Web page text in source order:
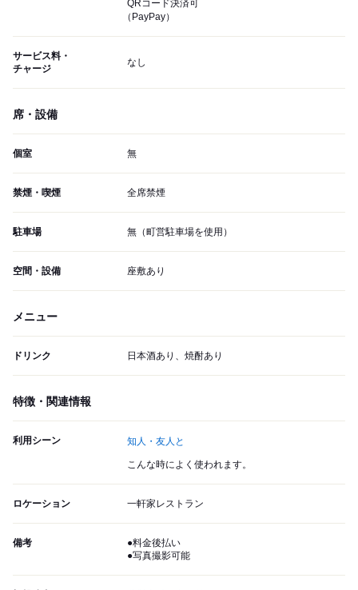
QRコード決済可
（PayPay）
サービス料・
チャージ
なし
席・設備
個室 無
禁煙・喫煙 全席禁煙
駐車場 無（町営駐車場を使用）
空間・設備 座敷あり
メニュー
ドリンク 日本酒あり、焼酎あり
特徴・関連情報
利用シーン 知人・友人と
こんな時によく使われます。
ロケーション 一軒家レストラン
備考
●料金後払い
●写真撮影可能